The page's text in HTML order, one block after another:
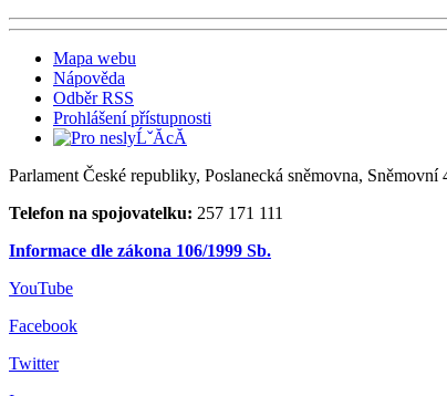
Mapa webu
Nápověda
Odběr RSS
Prohlášení přístupnosti
Parlament České republiky, Poslanecká sněmovna, Sněmovní
Telefon na spojovatelku: 257 171 111
Informace dle zákona 106/1999 Sb.
YouTube
Facebook
Twitter